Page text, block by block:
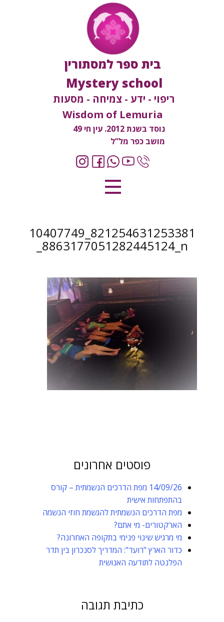
בית ספר למסתורין
Mystery school
ריפוי - ידע - צמיחה - מסעות
Wisdom of Lemuria
נוסד בשנת 2012. עין חי 49
מושב כפר מל”ל
10407749_821254631253381
_8863177051282445124_n
פוסטים אחרונים
14/09/26 מפת הדרכים הנשמתית – קורס
בהתפתחות אישית
מפת הדרכים הנשמתית להגשמת חוזי הנשמה
הארקטורים- מי אתם?
מי מרגיש שינוי פנימי בתקופה האחרונה?
כדור הארץ "רועד": המדריך לסנכרון בין תדר
הפלנטה לתודעה האנושית
כתיבת תגובה